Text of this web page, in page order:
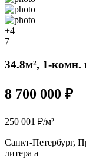
+4
7
34.8м², 1-комн.
8 700 000 ₽
250 001 ₽/м²
Санкт-Петербург,
литера а